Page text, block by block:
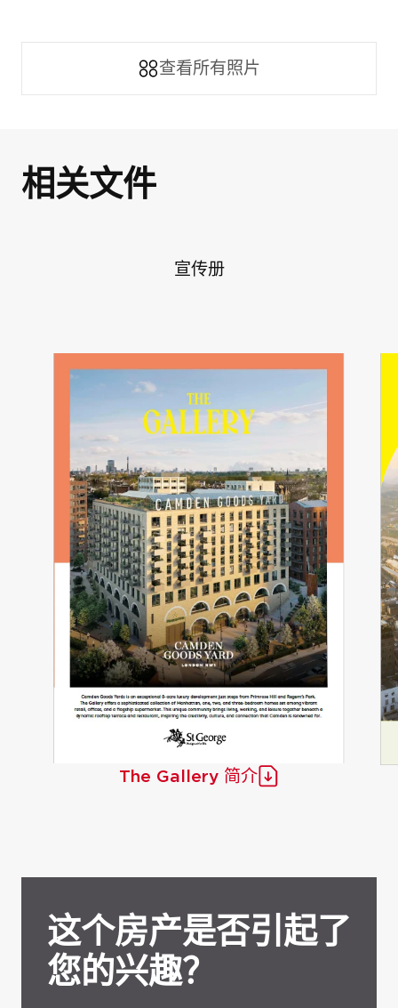
查看所有照片
相关文件
宣传册
The Gallery 简介
这个房产是否引起了
您的兴趣？